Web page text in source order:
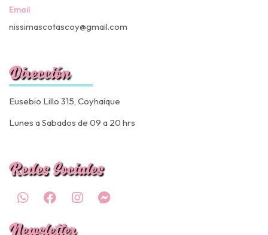
Email
nissimascotascoy@gmail.com
Dirección
Eusebio Lillo 315, Coyhaique
Lunes a Sabados de 09 a 20 hrs
Redes Sociales